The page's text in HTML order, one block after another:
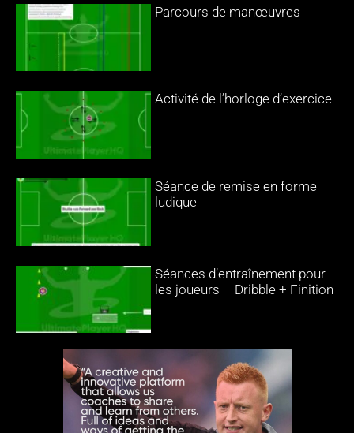
Parcours de manœuvres
Activité de l’horloge d’exercice
Séance de remise en forme
ludique
Séances d’entraînement pour
les joueurs – Dribble + Finition